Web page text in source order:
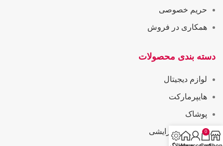
حریم خصوصی
همکاری در فروش
دسته بندی محصولات
لوازم دیجیتال
هایپرمارکت
پوشاک
بهداشتی و آرایشی
0